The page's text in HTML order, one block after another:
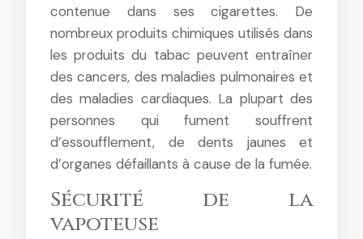
contenue dans ses cigarettes. De
nombreux produits chimiques utilisés dans
les produits du tabac peuvent entraîner
des cancers, des maladies pulmonaires et
des maladies cardiaques. La plupart des
personnes qui fument souffrent
d’essoufflement, de dents jaunes et
d’organes défaillants à cause de la fumée.
Sécurité de la
vapoteuse